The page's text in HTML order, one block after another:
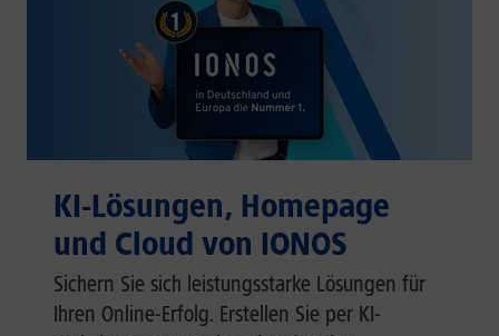
KI-Lösungen, Homepage
und Cloud von IONOS
Sichern Sie sich leistungsstarke Lösungen für
Ihren Online-Erfolg. Erstellen Sie per KI-